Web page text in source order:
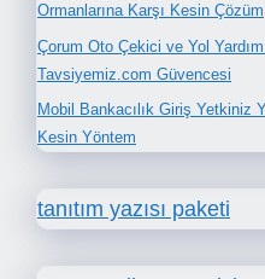
Ormanlarına Karşı Kesin Çözüm
Çorum Oto Çekici ve Yol
Tavsiyemiz.com Güvencesi
Mobil Bankacılık Giriş Yetkiniz
Kesin Yöntem
tanıtım yazısı paketi